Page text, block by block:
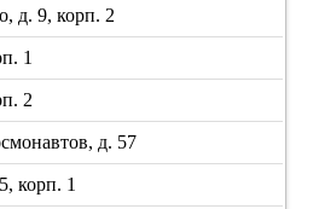
д. 9, корп. 2
1
2
д. 57
корп. 1